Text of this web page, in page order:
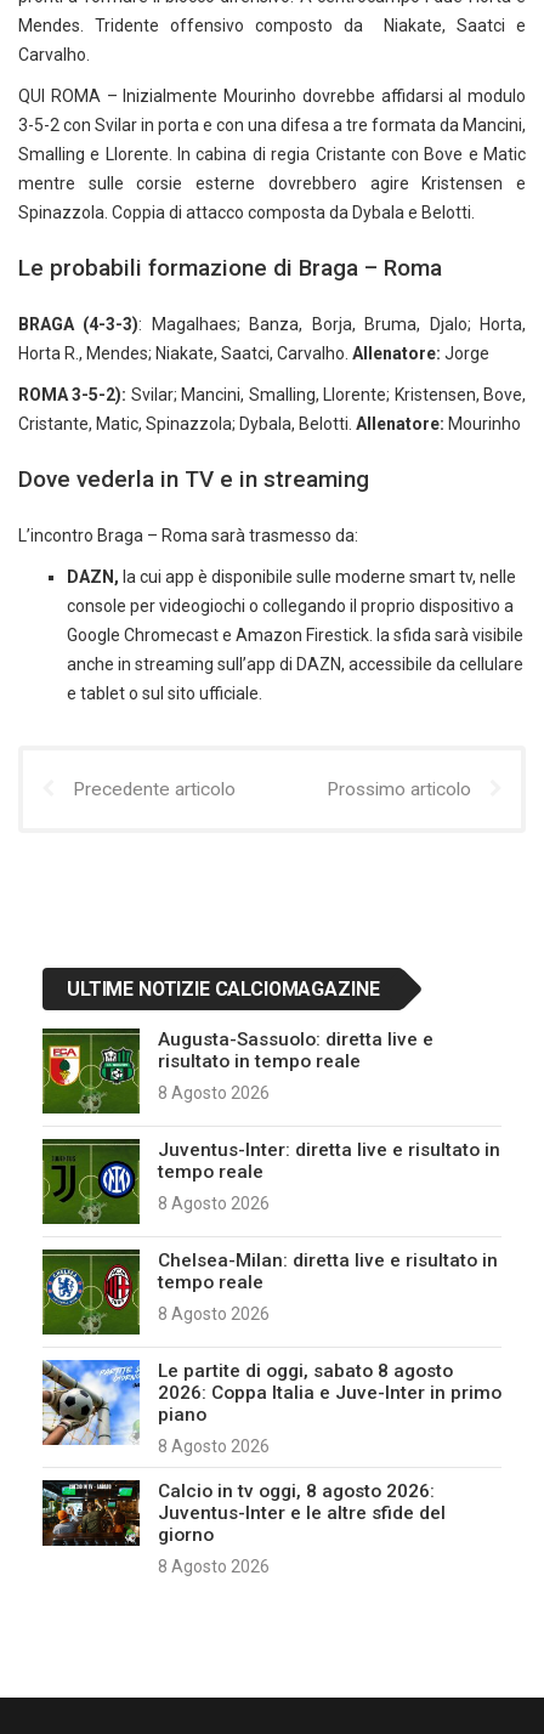
Mendes. Tridente offensivo composto da Niakate, Saatci e
Carvalho.
QUI ROMA – Inizialmente Mourinho dovrebbe affidarsi al modulo
3-5-2 con Svilar in porta e con una difesa a tre formata da Mancini,
Smalling e Llorente. In cabina di regia Cristante con Bove e Matic
mentre sulle corsie esterne dovrebbero agire Kristensen e
Spinazzola. Coppia di attacco composta da Dybala e Belotti.
Le probabili formazione di Braga – Roma
BRAGA (4-3-3): Magalhaes; Banza, Borja, Bruma, Djalo; Horta,
Horta R., Mendes; Niakate, Saatci, Carvalho. Allenatore: Jorge
ROMA 3-5-2): Svilar; Mancini, Smalling, Llorente; Kristensen, Bove,
Cristante, Matic, Spinazzola; Dybala, Belotti. Allenatore: Mourinho
Dove vederla in TV e in streaming
L’incontro Braga – Roma sarà trasmesso da:
DAZN, la cui app è disponibile sulle moderne smart tv, nelle
console per videogiochi o collegando il proprio dispositivo a
Google Chromecast e Amazon Firestick. la sfida sarà visibile
anche in streaming sull’app di DAZN, accessibile da cellulare
e tablet o sul sito ufficiale.
Precedente articolo Prossimo articolo
ULTIME NOTIZIE CALCIOMAGAZINE
Augusta-Sassuolo: diretta live e
risultato in tempo reale
8 Agosto 2026
Juventus-Inter: diretta live e risultato in
tempo reale
8 Agosto 2026
Chelsea-Milan: diretta live e risultato in
tempo reale
8 Agosto 2026
Le partite di oggi, sabato 8 agosto
2026: Coppa Italia e Juve-Inter in primo
piano
8 Agosto 2026
Calcio in tv oggi, 8 agosto 2026:
Juventus-Inter e le altre sfide del
giorno
8 Agosto 2026